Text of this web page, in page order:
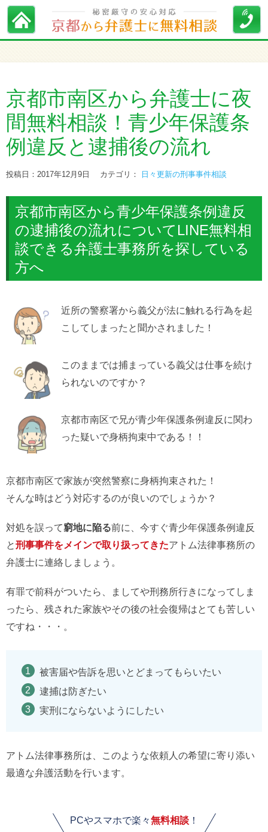
京都市南区から弁護士に夜
間無料相談！青少年保護条
例違反と逮捕後の流れ
投稿日：2017年12月9日 カテゴリ： 日々更新の刑事事件相談
京都市南区から青少年保護条例違反
の逮捕後の流れについてLINE無料相
談できる弁護士事務所を探している
方へ
近所の警察署から義父が法に触れる行為を起
こしてしまったと聞かされました！
このままでは捕まっている義父は仕事を続け
られないのですか？
京都市南区で兄が青少年保護条例違反に関わ
った疑いで身柄拘束中である！！
京都市南区で家族が突然警察に身柄拘束された！
そんな時はどう対応するのが良いのでしょうか？
対処を誤って窮地に陥る前に、今すぐ青少年保護条例違反
と刑事事件をメインで取り扱ってきたアトム法律事務所の
弁護士に連絡しましょう。
有罪で前科がついたら、ましてや刑務所行きになってしま
ったら、残された家族やその後の社会復帰はとても苦しい
ですね・・・。
被害届や告訴を思いとどまってもらいたい
逮捕は防ぎたい
実刑にならないようにしたい
アトム法律事務所は、このような依頼人の希望に寄り添い
最適な弁護活動を行います。
PCやスマホで楽々無料相談！